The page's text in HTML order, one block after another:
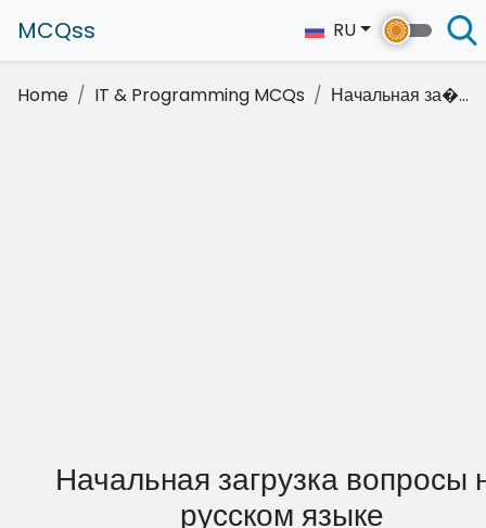
MCQss RU
Home IT & Programming MCQs Начальная за�...
Начальная загрузка вопросы
русском языке